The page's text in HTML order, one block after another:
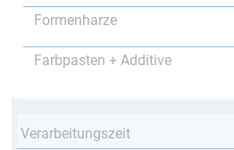
Formenharze
Farbpasten + Additive
Verarbeitungszeit